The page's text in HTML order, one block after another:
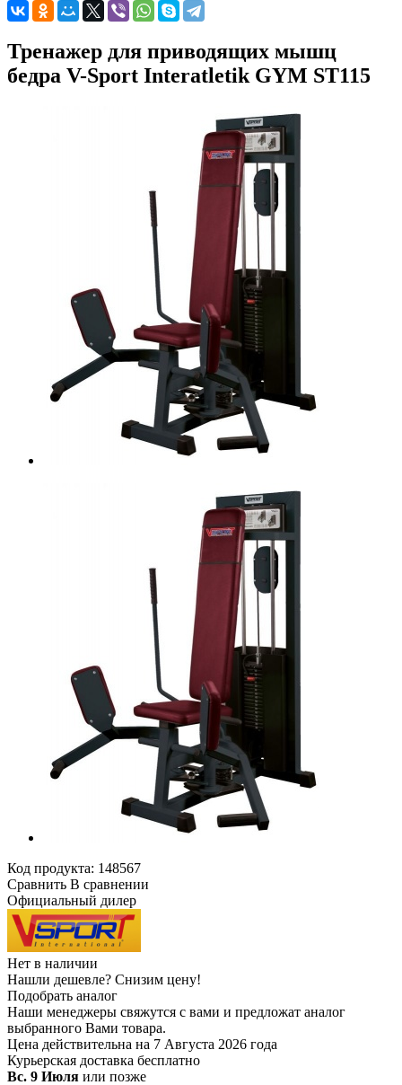
Тренажер для приводящих мышц
бедра V-Sport Interatletik GYM ST115
Код продукта: 148567
Сравнить В сравнении
Официальный дилер
Нет в наличии
Нашли дешевле? Снизим цену!
Подобрать аналог
Наши менеджеры свяжутся с вами и предложат аналог
выбранного Вами товара.
Цена действительна на 7 Августа 2026 года
Курьерская доставка бесплатно
Вс. 9 Июля или позже